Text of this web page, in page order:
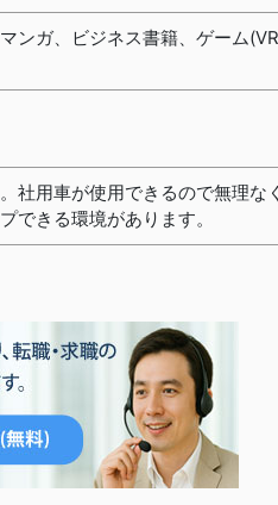
ンガ、ビジネス書籍、ゲーム
用車が使用できるので無理な
できる環境があります。